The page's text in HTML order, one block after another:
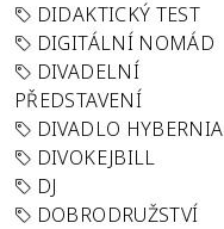
DIDAKTICKÝ TEST
DIGITÁLNÍ NOMÁD
DIVADELNÍ
PŘEDSTAVENÍ
DIVADLO HYBERNIA
DIVOKEJBILL
DJ
DOBRODRUŽSTVÍ